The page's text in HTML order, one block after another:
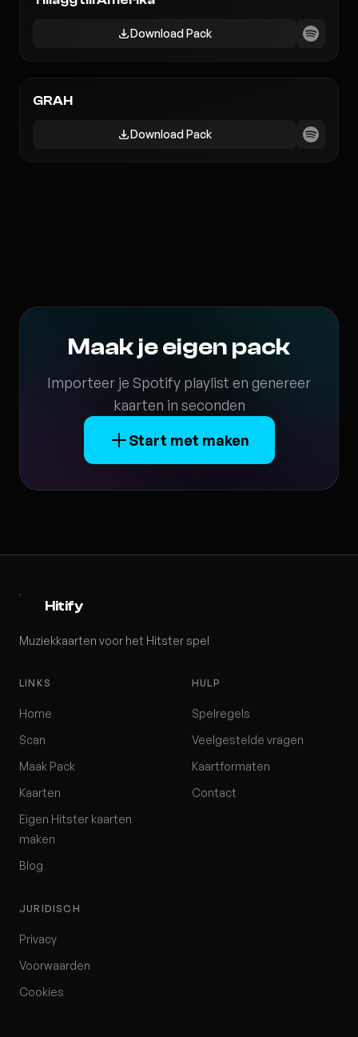
Download Pack
GRAH
Download Pack
Maak je eigen pack
Importeer je Spotify playlist en genereer
kaarten in seconden
Start met maken
Hitify
Muziekkaarten voor het Hitster spel
LINKS
Home
Scan
Maak Pack
Kaarten
Eigen Hitster kaarten
maken
Blog
HULP
Spelregels
Veelgestelde vragen
Kaartformaten
Contact
JURIDISCH
Privacy
Voorwaarden
Cookies